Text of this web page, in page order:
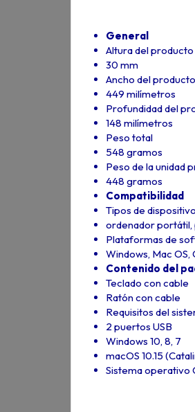
General
Altura del
30 mm
Ancho del
449 milímetros
Profundidad del
148 milímetros
Peso total
548 gramos
Peso de la unidad
448 gramos
Compatibilidad
Tipos de
ordenador portátil,
Plataformas de
Windows, Mac OS,
Contenido del
Teclado con cable
Ratón con cable
Requisitos del
2 puertos USB
Windows 10, 8, 7
macOS 10.15
Sistema operativo